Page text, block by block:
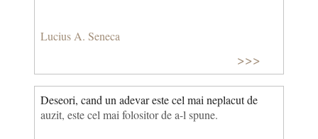
Lucius A. Seneca
>>>
Deseori, cand un adevar este cel mai neplacut de
auzit, este cel mai folositor de a-l spune.